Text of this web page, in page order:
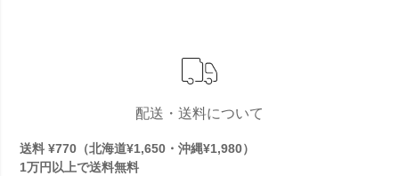
配送・送料について
送料 ¥770（北海道¥1,650・沖縄¥1,980）
1万円以上で送料無料